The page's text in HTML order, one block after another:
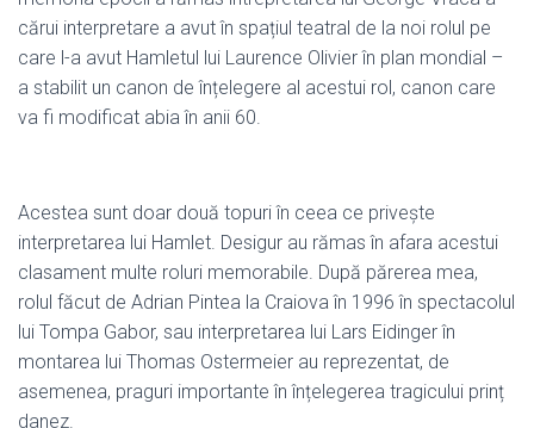
cărui interpretare a avut în spațiul teatral de la noi rolul pe
care l-a avut Hamletul lui Laurence Olivier în plan mondial –
a stabilit un canon de înțelegere al acestui rol, canon care
va fi modificat abia în anii 60.
Acestea sunt doar două topuri în ceea ce privește
interpretarea lui Hamlet. Desigur au rămas în afara acestui
clasament multe roluri memorabile. După părerea mea,
rolul făcut de Adrian Pintea la Craiova în 1996 în spectacolul
lui Tompa Gabor, sau interpretarea lui Lars Eidinger în
montarea lui Thomas Ostermeier au reprezentat, de
asemenea, praguri importante în înțelegerea tragicului prinț
danez.